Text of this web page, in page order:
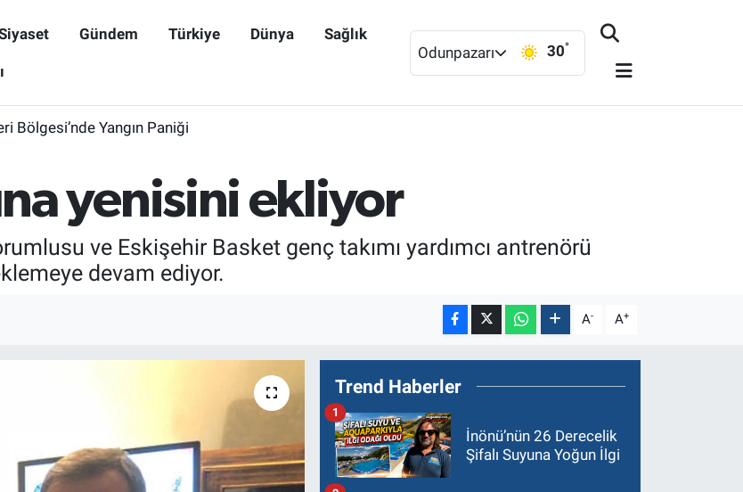
Gündem Türkiye Dünya Sağlık
Odunpazarı 30°
Bölgesi’nde Yangın Paniği
yenisini ekliyor
ve Eskişehir Basket genç takımı yardımcı antrenörü
devam ediyor.
A- A+
Trend Haberler
İnönü’nün 26 Derecelik
Şifalı Suyuna Yoğun İlgi
1